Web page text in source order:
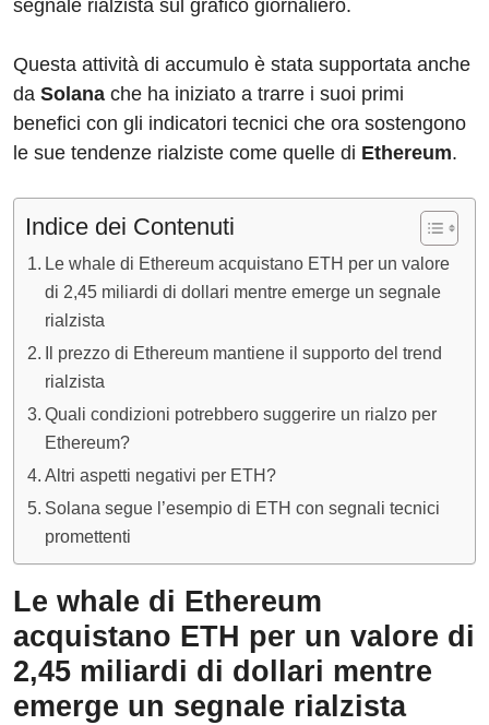
segnale rialzista sul grafico giornaliero.
Questa attività di accumulo è stata supportata anche
da Solana che ha iniziato a trarre i suoi primi
benefici con gli indicatori tecnici che ora sostengono
le sue tendenze rialziste come quelle di Ethereum.
Indice dei Contenuti
Le whale di Ethereum acquistano ETH per un valore
di 2,45 miliardi di dollari mentre emerge un segnale
rialzista
Il prezzo di Ethereum mantiene il supporto del trend
rialzista
Quali condizioni potrebbero suggerire un rialzo per
Ethereum?
Altri aspetti negativi per ETH?
Solana segue l’esempio di ETH con segnali tecnici
promettenti
Le whale di Ethereum
acquistano ETH per un valore di
2,45 miliardi di dollari mentre
emerge un segnale rialzista